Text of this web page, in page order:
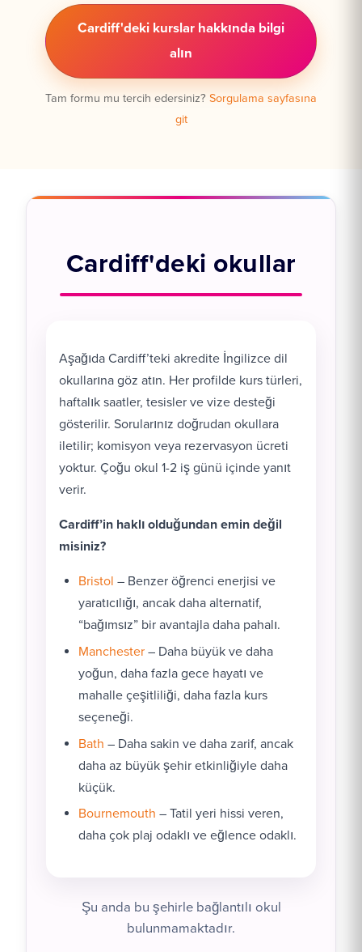
Cardiff'deki kurslar hakkında bilgi
alın
Tam formu mu tercih edersiniz? Sorgulama sayfasına
git
Cardiff'deki okullar
Aşağıda Cardiff’teki akredite İngilizce dil
okullarına göz atın. Her profilde kurs türleri,
haftalık saatler, tesisler ve vize desteği
gösterilir. Sorularınız doğrudan okullara
iletilir; komisyon veya rezervasyon ücreti
yoktur. Çoğu okul 1-2 iş günü içinde yanıt
verir.
Cardiff’in haklı olduğundan emin değil
misiniz?
Bristol – Benzer öğrenci enerjisi ve
yaratıcılığı, ancak daha alternatif,
“bağımsız” bir avantajla daha pahalı.
Manchester – Daha büyük ve daha
yoğun, daha fazla gece hayatı ve
mahalle çeşitliliği, daha fazla kurs
seçeneği.
Bath – Daha sakin ve daha zarif, ancak
daha az büyük şehir etkinliğiyle daha
küçük.
Bournemouth – Tatil yeri hissi veren,
daha çok plaj odaklı ve eğlence odaklı.
Şu anda bu şehirle bağlantılı okul
bulunmamaktadır.